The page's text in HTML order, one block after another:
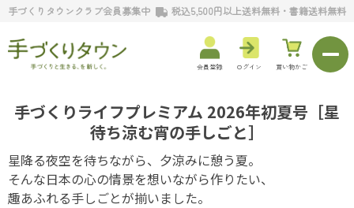
手づくりタウンクラブ会員募集中 税込5,500円以上送料無料・書籍送料無料
会員登録 ログイン 買い物かご
手づくりライフプレミアム 2026年初夏号［星
待ち涼む宵の手しごと］
星降る夜空を待ちながら、夕涼みに憩う夏。
そんな日本の心の情景を想いながら作りたい、
趣あふれる手しごとが揃いました。